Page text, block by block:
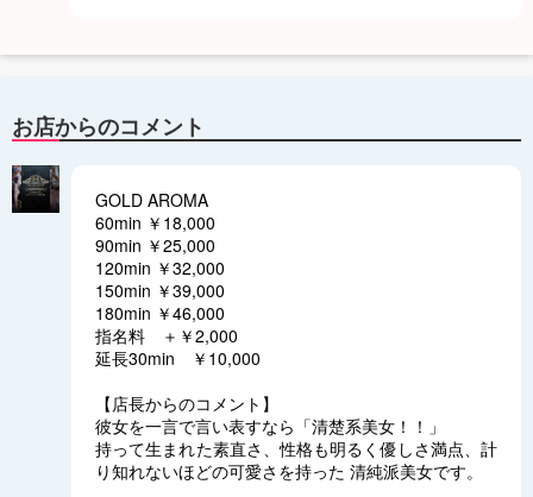
お店からのコメント
GOLD AROMA
60min ￥18,000
90min ￥25,000
120min ￥32,000
150min ￥39,000
180min ￥46,000
指名料 ＋￥2,000
延長30min ￥10,000
【店長からのコメント】
彼女を一言で言い表すなら「清楚系美女！！」
持って生まれた素直さ、性格も明るく優しさ満点、計
り知れないほどの可愛さを持った 清純派美女です。